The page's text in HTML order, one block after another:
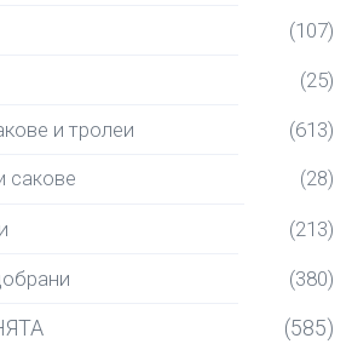
(107)
(25)
и тролеи (613)
сакове (28)
(213)
(380)
(585)